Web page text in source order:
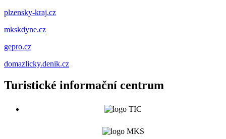
plzensky-kraj.cz
mkskdyne.cz
gepro.cz
domazlicky.denik.cz
Turistické informační centrum